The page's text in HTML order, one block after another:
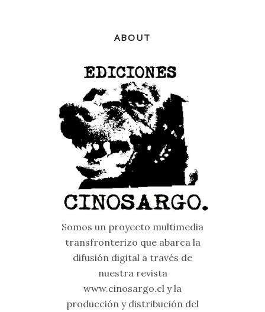
ABOUT
Somos un proyecto multimedia
transfronterizo que abarca la
difusión digital a través de
nuestra revista
www.cinosargo.cl y la
producción y distribución del